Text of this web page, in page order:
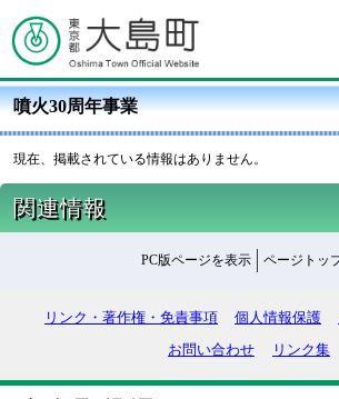
噴火30周年事業
現在、掲載されている情報はありません。
関連情報
PC版ページを表示 ページトッ
リンク・著作権・免責事項 個人情報保護
お問い合わせ リンク集